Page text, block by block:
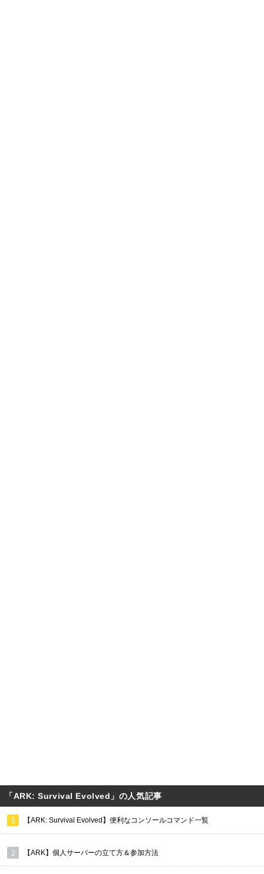
「ARK: Survival Evolved」の人気記事
【ARK: Survival Evolved】便利なコンソールコマンド一覧
【ARK】個人サーバーの立て方＆参加方法